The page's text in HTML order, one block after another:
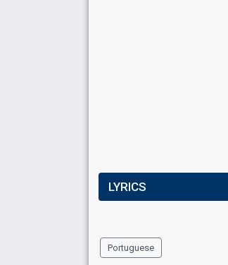
LYRICS
Portuguese